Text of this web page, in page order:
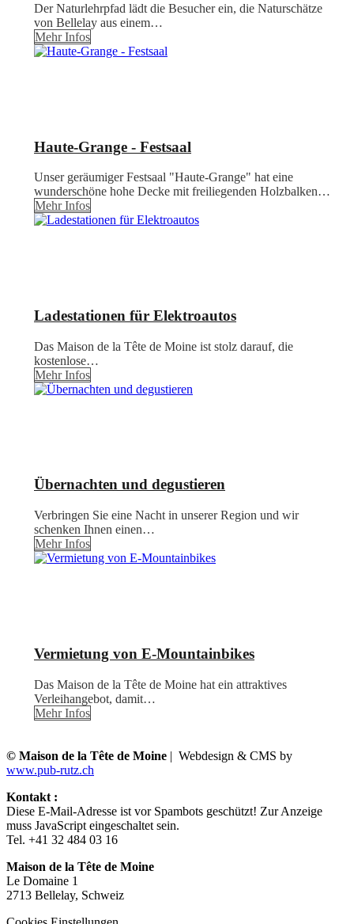
Der Naturlehrpfad lädt die Besucher ein, die Naturschätze
von Bellelay aus einem…
Mehr Infos
Haute-Grange - Festsaal
Unser geräumiger Festsaal "Haute-Grange" hat eine
wunderschöne hohe Decke mit freiliegenden Holzbalken…
Mehr Infos
Ladestationen für Elektroautos
Das Maison de la Tête de Moine ist stolz darauf, die
kostenlose…
Mehr Infos
Übernachten und degustieren
Verbringen Sie eine Nacht in unserer Region und wir
schenken Ihnen einen…
Mehr Infos
Vermietung von E-Mountainbikes
Das Maison de la Tête de Moine hat ein attraktives
Verleihangebot, damit…
Mehr Infos
© Maison de la Tête de Moine | Webdesign & CMS by
www.pub-rutz.ch
Kontakt :
Diese E-Mail-Adresse ist vor Spambots geschützt! Zur Anzeige
muss JavaScript eingeschaltet sein.
Tel. +41 32 484 03 16
Maison de la Tête de Moine
Le Domaine 1
2713 Bellelay, Schweiz